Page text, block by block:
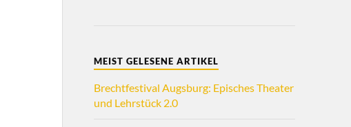
MEIST GELESENE ARTIKEL
Brechtfestival Augsburg: Episches Theater
und Lehrstück 2.0